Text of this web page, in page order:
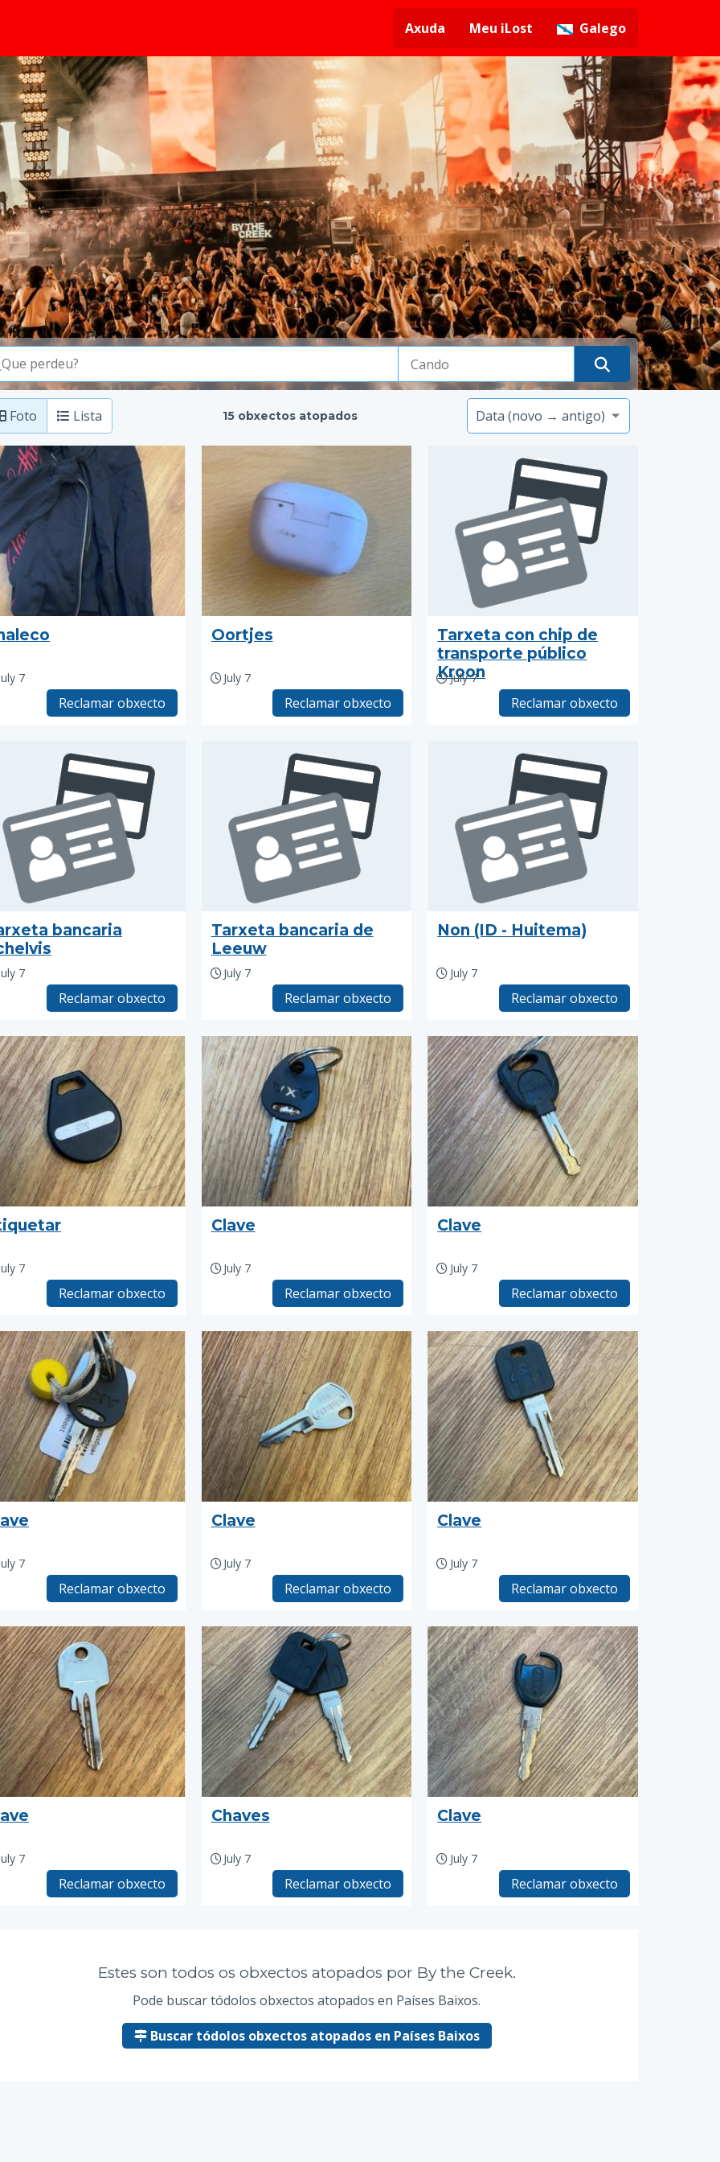
Axuda Meu iLost Galego
Foto Lista 15 obxectos atopados
7
Reclamar obxecto
Oortjes
July 7
Reclamar obxecto
Tarxeta con chip de
transporte público
Kroon
July 7
Reclamar obxecto
bancaria
7
Reclamar obxecto
Tarxeta bancaria de
Leeuw
July 7
Reclamar obxecto
Non (ID - Huitema)
July 7
Reclamar obxecto
7
Reclamar obxecto
Clave
July 7
Reclamar obxecto
Clave
July 7
Reclamar obxecto
7
Reclamar obxecto
Clave
July 7
Reclamar obxecto
Clave
July 7
Reclamar obxecto
7
Reclamar obxecto
Chaves
July 7
Reclamar obxecto
Clave
July 7
Reclamar obxecto
Estes son todos os obxectos atopados por By the Creek.
Pode buscar tódolos obxectos atopados en Países Baixos.
Buscar tódolos obxectos atopados en Países Baixos